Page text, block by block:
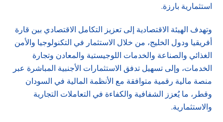
استثمارية بارزة.
وتهدف الهيئة الاقتصادية إلى تعزيز التكامل الاقتصادي بين قارة
أفريقيا ودول الخليج، من خلال الاستثمار في التكنولوجيا والأمن
الغذائي والصناعة والخدمات اللوجيستية والمعادن وتجارة
الخدمات، وإلى تسهيل تدفق الاستثمارات الأجنبية المباشرة عبر
منصة مالية رقمية متوافقة مع الأنظمة المالية في السودان
وقطر، ما يُعزز الشفافية والكفاءة في التعاملات التجارية
والاستثمارية.